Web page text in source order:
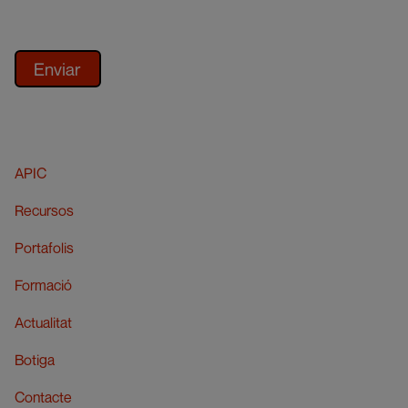
APIC
Recursos
Portafolis
Formació
Actualitat
Botiga
Contacte